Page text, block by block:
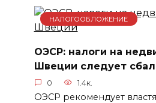
НАЛОГООБЛОЖЕНИЕ
ОЭСР: налоги на
Швеции следует
0 1.4к.
ОЭСР рекомендует